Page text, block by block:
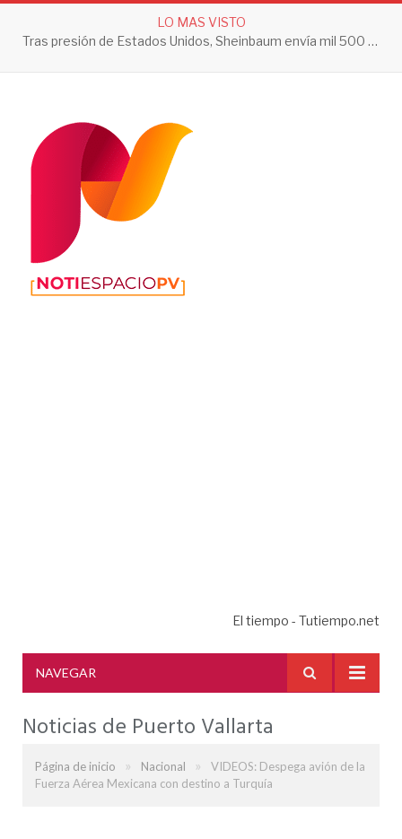
LO MAS VISTO
Tras presión de Estados Unidos, Sheinbaum envía mil 500 soldados a Michoacán
El tiempo - Tutiempo.net
NAVEGAR
Noticias de Puerto Vallarta
Página de inicio » Nacional »
VIDEOS: Despega avión de la
Fuerza Aérea Mexicana con destino a Turquía